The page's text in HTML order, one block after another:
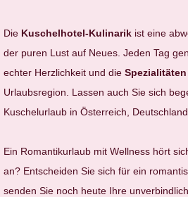
Die Kuschelhotel-Kulinarik ist eine
der puren Lust auf Neues. Jeden Tag
echter Herzlichkeit und die Spezialitäten
Urlaubsregion. Lassen auch Sie sich
Kuschelurlaub in Österreich,
Ein Romantikurlaub mit Wellness hört
an? Entscheiden Sie sich für ein
senden Sie noch heute Ihre